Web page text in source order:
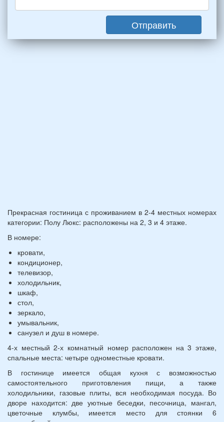
и
Отправить
Прекрасная гостиница с проживанием в 2-4 местных номерах
категории: Полу Люкс: расположены на 2, 3 и 4 этаже.
В номере:
кровати,
кондиционер,
телевизор,
холодильник,
шкаф,
стол,
зеркало,
умывальник,
санузел и душ в номере.
4-х местный 2-х комнатный номер расположен на 3 этаже,
спальные места: четыре одноместные кровати.
В гостинице имеется общая кухня с возможностью
самостоятельного приготовления пищи, а также
холодильники, газовые плиты, вся необходимая посуда. Во
дворе находится: две уютные беседки, песочница, мангал,
цветочные клумбы, имеется место для стоянки 6